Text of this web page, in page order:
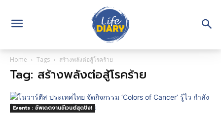
Home Tags สร้างพลังต่อสู้โรคร้าย
Tag: สร้างพลังต่อสู้โรคร้าย
Events : อัพเดตงานอีเวนต์สุดปัง!